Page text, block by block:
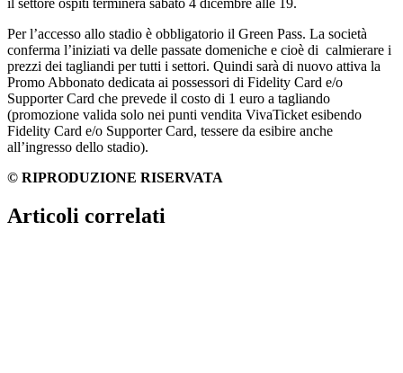
Per l’accesso allo stadio è obbligatorio il Green Pass. La società
conferma l’iniziati va delle passate domeniche e cioè di calmierare i
prezzi dei tagliandi per tutti i settori. Quindi sarà di nuovo attiva la
Promo Abbonato dedicata ai possessori di Fidelity Card e/o
Supporter Card che prevede il costo di 1 euro a tagliando
(promozione valida solo nei punti vendita VivaTicket esibendo
Fidelity Card e/o Supporter Card, tessere da esibire anche
all’ingresso dello stadio).
© RIPRODUZIONE RISERVATA
Articoli correlati